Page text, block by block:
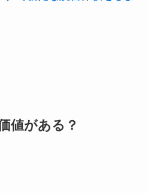
値がある？